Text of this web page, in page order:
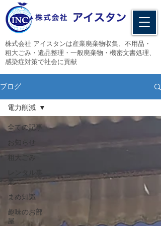
​株式会社 アイスタンは産業廃棄物収集、不用品・
粗大ごみ・遺品整理・一般廃棄物・機密文書処理、
感染症対策で社会に貢献
ブログ
全ての記事
お知らせ
粗大ごみ
業
まめ知識
趣味のお部
屋
電力削減